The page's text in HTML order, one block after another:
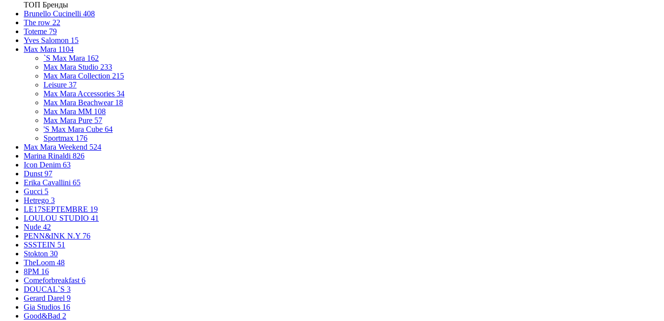
ТОП Бренды
Brunello Cucinelli 408
The row 22
Toteme 79
Yves Salomon 15
Max Mara 1104
`S Max Mara 162
Max Mara Studio 233
Max Mara Collection 215
Leisure 37
Max Mara Accessories 34
Max Mara Beachwear 18
Max Mara MM 108
Max Mara Pure 57
'S Max Mara Cube 64
Sportmax 176
Max Mara Weekend 524
Marina Rinaldi 826
Icon Denim 63
Dunst 97
Erika Cavallini 65
Gucci 5
Hetrego 3
LE17SEPTEMBRE 19
LOULOU STUDIO 41
Nude 42
PENN&INK N.Y 76
SSSTEIN 51
Stokton 30
TheLoom 48
8PM 16
Comeforbreakfast 6
DOUCAL`S 3
Gerard Darel 9
Gia Studios 16
Good&Bad 2